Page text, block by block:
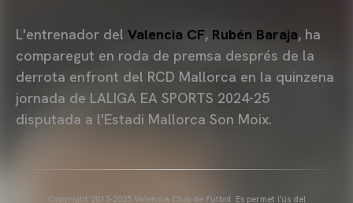
L'entrenador del Valencia CF, Rubén Baraja, ha
comparegut en roda de premsa després de la
derrota enfront del RCD Mallorca en la quinzena
jornada de LALIGA EA SPORTS 2024-25
disputada a l'Estadi Mallorca Son Moix.
Copyright 2013-2025 Valencia Club de Futbol. Es permet l'ús del